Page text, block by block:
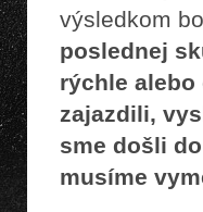
výsledkom
poslednej
rýchle alebo
zajazdili,
sme došli
musíme